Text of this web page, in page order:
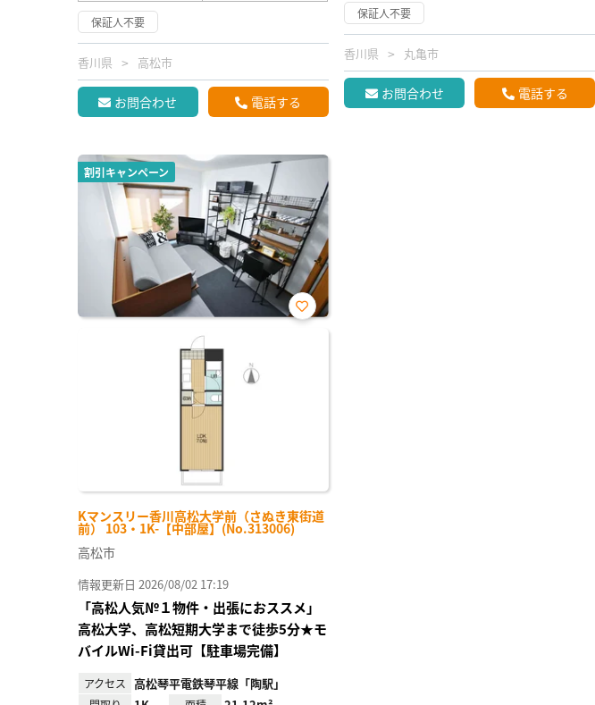
保証人不要
香川県 高松市
お問合わせ 電話する
保証人不要
香川県 丸亀市
お問合わせ 電話する
割引キャンペーン
Kマンスリー香川高松大学前（さぬき東街道
前） 103・1K-【中部屋】(No.313006)
お気
高松市
情報更新日 2026/08/02 17:19
「高松人気№１物件・出張におススメ」
高松大学、高松短期大学まで徒歩5分★モ
バイルWi-Fi貸出可【駐車場完備】
アクセス 高松琴平電鉄琴平線「陶駅」